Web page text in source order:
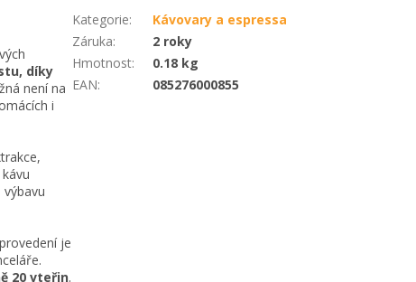
díky
není na
i
je
20 vteřin.
Kategorie:
Kávovary a espressa
Záruka:
2 roky
Hmotnost:
0.18 kg
EAN: 085276000855